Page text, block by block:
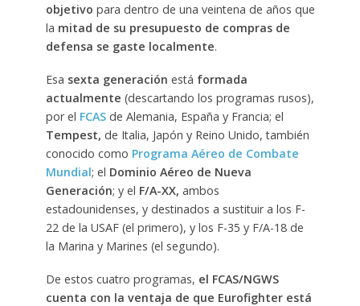
objetivo para dentro de una veintena de años que
la mitad de su presupuesto de compras de
defensa se gaste localmente.
Esa sexta generación está formada
actualmente (descartando los programas rusos),
por el FCASde Alemania, España y Francia; el
Tempest, de Italia, Japón y Reino Unido, también
conocido como Programa Aéreo de Combate
Mundial; el Dominio Aéreo de Nueva
Generación; y el F/A-XX, ambos
estadounidenses, y destinados a sustituir a los F-
22 de la USAF (el primero), y los F-35 y F/A-18 de
la Marina y Marines (el segundo).
De estos cuatro programas, el FCAS/NGWS
cuenta con la ventaja de que Eurofighter está